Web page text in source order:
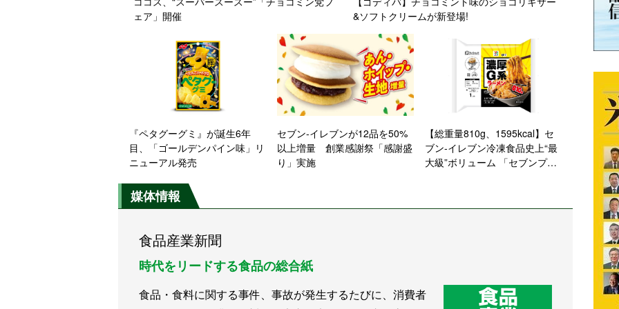
ェア」開催
&ソフトクリームが新登場!
『ペタグーグミ』が誕生6年
目、「ゴールデンパイン味」リ
ニューアル発売
セブン‐イレブンが12品を50%
以上増量 創業感謝祭「感謝盛
り」実施
【総重量810g、1595kcal】セ
ブン‐イレブン冷凍食品史上“最
大級”ボリューム 「セブンプレ
媒体情報
食品産業新聞
時代をリードする食品の総合紙
食品・食料に関する事件、事故が発生するたびに、消費者